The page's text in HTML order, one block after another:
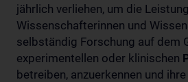
jährlich verliehen, um die
Wissenschafterinnen und
selbständig Forschung auf dem
experimentellen oder klinischen
betreiben, anzuerkennen und